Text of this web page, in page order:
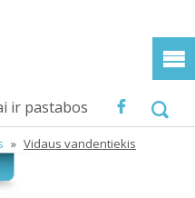
ir pastabos
» Vidaus vandentiekis